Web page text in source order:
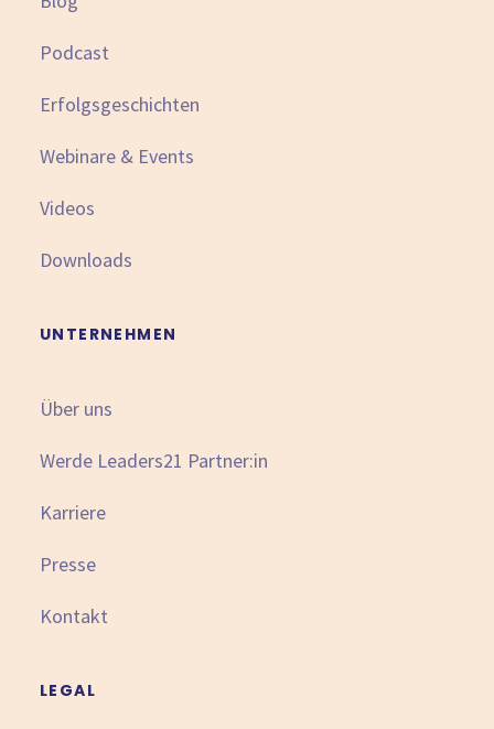
Podcast
Erfolgsgeschichten
Webinare & Events
Videos
Downloads
UNTERNEHMEN
Über uns
Werde Leaders21 Partner:in
Karriere
Presse
Kontakt
LEGAL